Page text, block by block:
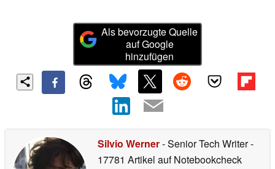
Als bevorzugte Quelle
auf Google
hinzufügen
Silvio Werner- Senior Tech Writer-
17781 Artikel auf Notebookcheck